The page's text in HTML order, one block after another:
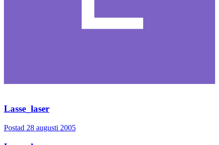
Lasse_laser
Postad 28 augusti 2005